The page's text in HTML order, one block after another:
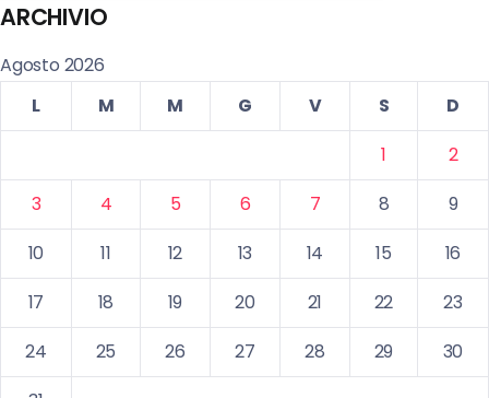
ARCHIVIO
Agosto 2026
L
M M G V S
D
1
2
3
4 5 6 7 8
9
10
11 12 13 14 15
16
17
18 19 20 21 22
23
24
25 26 27 28 29
30